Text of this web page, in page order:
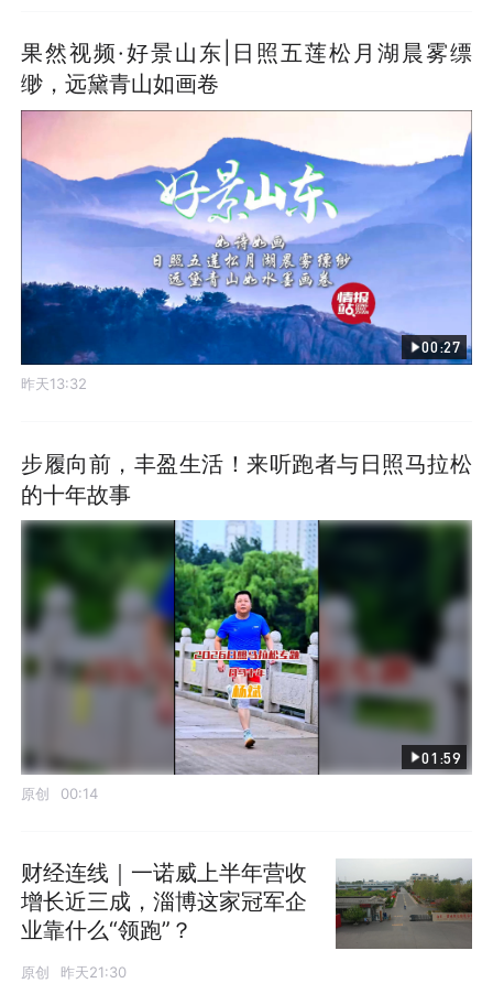
果然视频·好景山东|日照五莲松月湖晨雾缥
缈，远黛青山如画卷
00:27
昨天13:32
步履向前，丰盈生活！来听跑者与日照马拉松
的十年故事
01:59
原创 00:14
财经连线｜一诺威上半年营收
增长近三成，淄博这家冠军企
业靠什么“领跑”？
原创 昨天21:30